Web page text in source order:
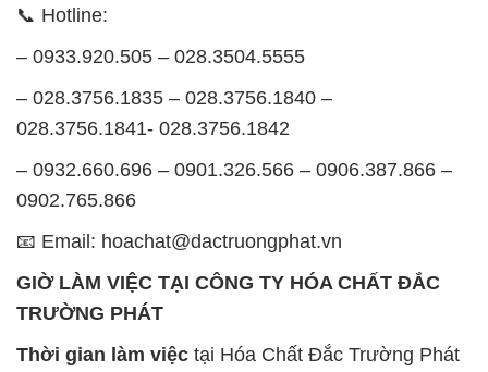
📞 Hotline:
– 0933.920.505 – 028.3504.5555
– 028.3756.1835 – 028.3756.1840 –
028.3756.1841- 028.3756.1842
– 0932.660.696 – 0901.326.566 – 0906.387.866 –
0902.765.866
📧 Email: hoachat@dactruongphat.vn
GIỜ LÀM VIỆC TẠI CÔNG TY HÓA CHẤT ĐẮC
TRƯỜNG PHÁT
Thời gian làm việc tại Hóa Chất Đắc Trường Phát